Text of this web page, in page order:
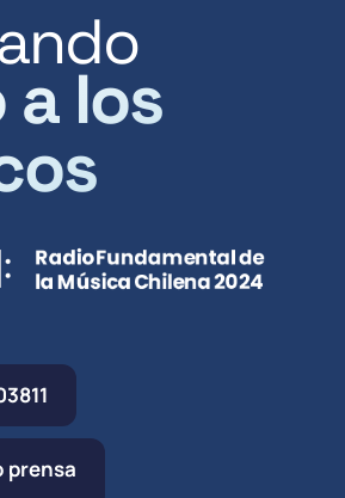
los
prensa